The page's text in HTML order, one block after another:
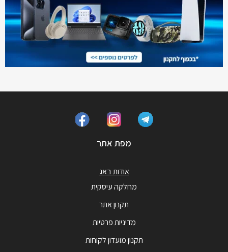
מפת אתר
אודות באג
מחלקה עיסקית
תקנון אתר
מדיניות פרטיות
תקנון מועדון לקוחות